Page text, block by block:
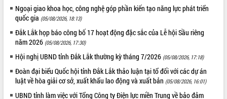
Đắk Lắk nỗ lực thúc đẩy tăng trưởng
kinh tế từ 10% trở lên trong Quý
II/2026
Đắk Lắk ký kết thỏa thuận hợp tác về
với Tập đoàn Bưu chính Viễn thông
Việt Nam
Thứ trưởng Bộ Y tế làm việc với tỉnh
Đắk Lắk về phát triển nhân lực y tế
Ngoại giao khoa học, công nghệ góp phần kiến tạo năng lực phát triển
quốc gia (05/08/2026, 18:13)
Đắk Lắk họp báo công bố 17 hoạt động đặc sắc của Lễ hội Sầu riêng
năm 2026 (05/08/2026, 17:30)
Hội nghị UBND tỉnh Đắk Lắk thường kỳ tháng 7/2026 (05/08/2026, 17:18)
Đoàn đại biểu Quốc hội tỉnh Đắk Lắk thảo luận tại tổ đối với các dự án
luật về hòa giải cơ sở, xuất khẩu lao động và xuất bản (05/08/2026, 16:01)
UBND tỉnh làm việc với Tổng Công ty Điện lực miền Trung về bảo đảm